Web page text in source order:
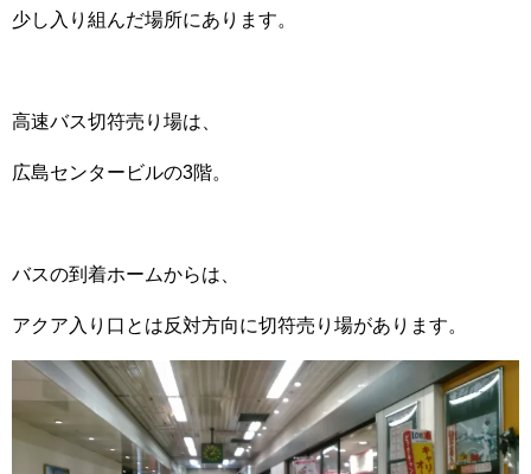
少し入り組んだ場所にあります。
高速バス切符売り場は、
広島センタービルの3階。
バスの到着ホームからは、
アクア入り口とは反対方向に切符売り場があります。